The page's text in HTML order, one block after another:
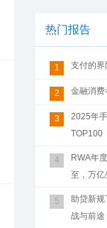
热门报告
1 支付的界
2 金融消费
3
2025年
TOP100
4
RWA年
至，万亿
5
助贷新
战与前途